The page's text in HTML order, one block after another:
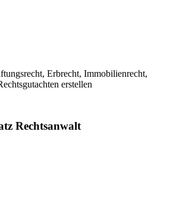
Erbrecht, Immobilienrecht,
erstellen
Rechtsanwalt